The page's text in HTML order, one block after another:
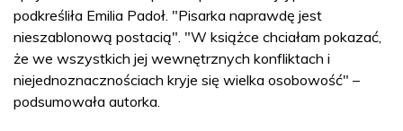
podkreśliła Emilia Padoł. "Pisarka naprawdę jest
nieszablonową postacią". "W książce chciałam pokazać,
że we wszystkich jej wewnętrznych konfliktach i
niejednoznacznościach kryje się wielka osobowość" –
podsumowała autorka.